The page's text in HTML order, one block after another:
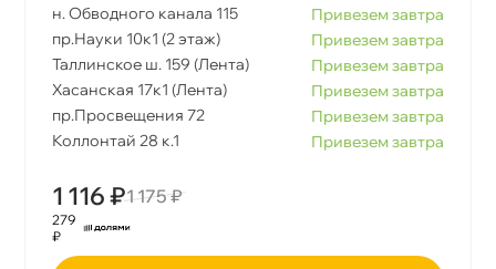
н. Обводного канала 115
Привезем завтра
пр.Науки 10к1 (2 этаж)
Привезем завтра
Таллинское ш. 159 (Лента)
Привезем завтра
Хасанская 17к1 (Лента)
Привезем завтра
пр.Просвещения 72
Привезем завтра
Коллонтай 28 к.1
Привезем завтра
1 116 ₽1 175 ₽
279
₽